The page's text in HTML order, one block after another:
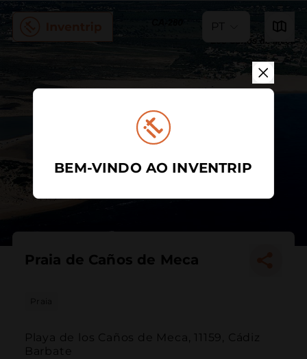
PT
Praia de Caños de Meca
Praia
Playa de los Caños de Meca, 11159, Cádiz
Barbate
BEM-VINDO AO INVENTRIP